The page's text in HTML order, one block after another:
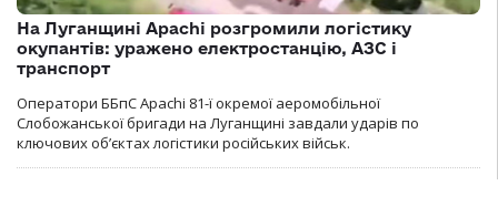
На Луганщині Apachi розгромили логістику
окупантів: уражено електростанцію, АЗС і
транспорт
Оператори ББпС Apachi 81-ї окремої аеромобільної
Слобожанської бригади на Луганщині завдали ударів по
ключових об’єктах логістики російських військ.